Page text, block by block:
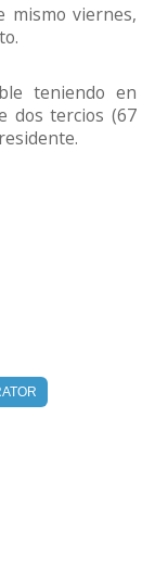
mismo viernes,
teniendo en
dos tercios (67